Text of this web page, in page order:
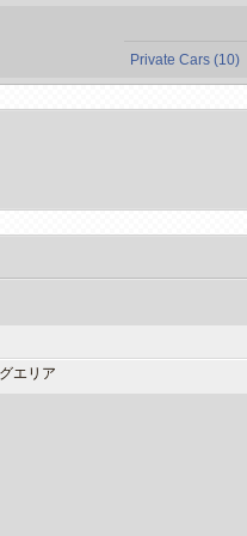
Private Cars (10)
エリア